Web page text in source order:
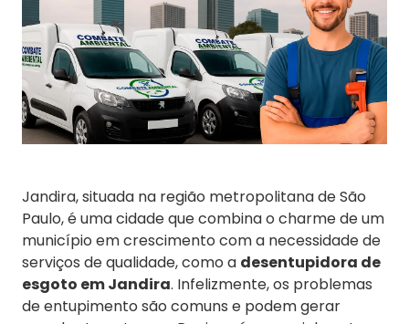
Jandira, situada na região metropolitana de São
Paulo, é uma cidade que combina o charme de um
município em crescimento com a necessidade de
serviços de qualidade, como a desentupidora de
esgoto em Jandira. Infelizmente, os problemas
de entupimento são comuns e podem gerar